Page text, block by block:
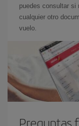
puedes consultar si
cualquier otro
vuelo.
Preguntas